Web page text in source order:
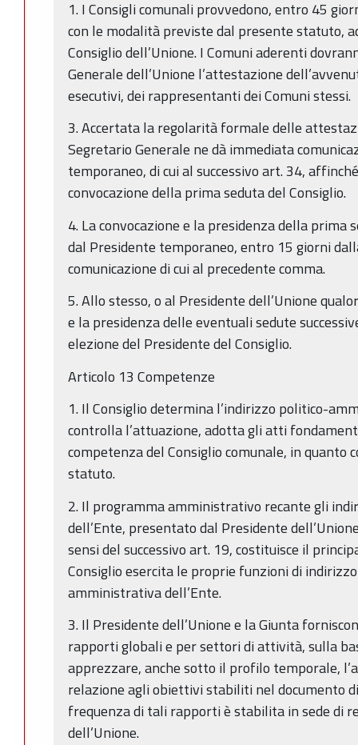
1. I Consigli comunali provvedono, entro 45
con le modalità previste dal presente statuto,
Consiglio dell’Unione. I Comuni aderenti
Generale dell’Unione l’attestazione
esecutivi, dei rappresentanti dei Comuni stessi.
3. Accertata la regolarità formale delle
Segretario Generale ne dà immediata
temporaneo, di cui al successivo art. 34,
convocazione della prima seduta del Consiglio.
4. La convocazione e la presidenza della prima
dal Presidente temporaneo, entro 15 giorni
comunicazione di cui al precedente comma.
5. Allo stesso, o al Presidente dell’Unione
e la presidenza delle eventuali sedute
elezione del Presidente del Consiglio.
Articolo 13 Competenze
1. Il Consiglio determina l’indirizzo politico-
controlla l’attuazione, adotta gli atti
competenza del Consiglio comunale, in quanto
statuto.
2. Il programma amministrativo recante gli
dell’Ente, presentato dal Presidente
sensi del successivo art. 19, costituisce il
Consiglio esercita le proprie funzioni di
amministrativa dell’Ente.
3. Il Presidente dell’Unione e la Giunta
rapporti globali e per settori di attività, sulla
apprezzare, anche sotto il profilo temporale,
relazione agli obiettivi stabiliti nel documento
frequenza di tali rapporti è stabilita in sede di
dell’Unione.